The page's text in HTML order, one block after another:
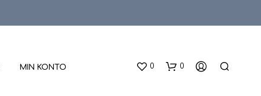
MIN KONTO 0 0